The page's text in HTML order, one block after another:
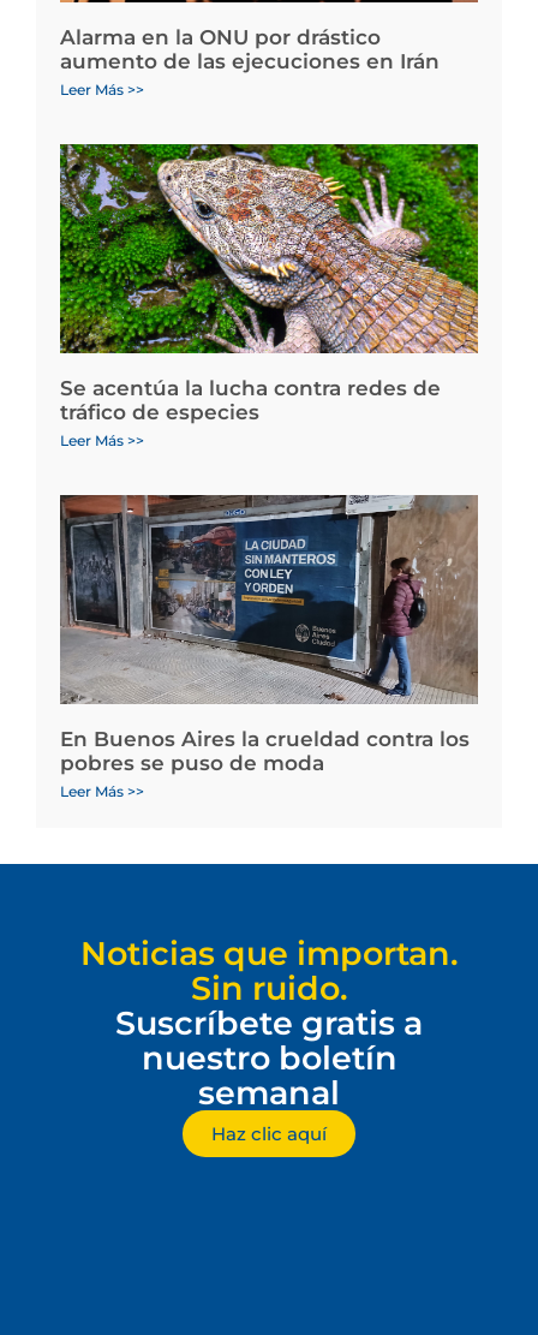
Alarma en la ONU por drástico
aumento de las ejecuciones en Irán
Leer Más >>
Se acentúa la lucha contra redes de
tráfico de especies
Leer Más >>
En Buenos Aires la crueldad contra los
pobres se puso de moda
Leer Más >>
Noticias que importan.
Sin ruido.
Suscríbete gratis a
nuestro boletín
semanal
Haz clic aquí